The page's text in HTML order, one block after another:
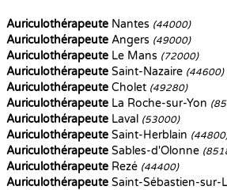
Auriculothérapeute Nantes (44000)
Auriculothérapeute Angers (49000)
Auriculothérapeute Le Mans (72000)
Auriculothérapeute Saint-Nazaire (44600)
Auriculothérapeute Cholet (49280)
Auriculothérapeute La Roche-sur-Yon
Auriculothérapeute Laval (53000)
Auriculothérapeute Saint-Herblain
Auriculothérapeute Sables-d'Olonne
Auriculothérapeute Rezé (44400)
Auriculothérapeute Saint-Sébastien-sur-